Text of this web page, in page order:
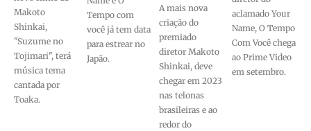
Makoto
Shinkai,
"Suzume no
Tojimari", terá
música tema
cantada por
Toaka.
Tempo com
você já tem data
para estrear no
Japão.
A mais nova
criação do
premiado
diretor Makoto
Shinkai, deve
chegar em 2023
nas telonas
brasileiras e ao
redor do
aclamado Your
Name, O Tempo
Com Você chega
ao Prime Video
em setembro.